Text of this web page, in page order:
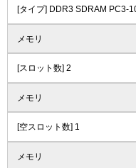
[タイプ] DDR3 SDRAM PC3-
メモリ
[スロット数] 2
メモリ
[空スロット数] 1
メモリ